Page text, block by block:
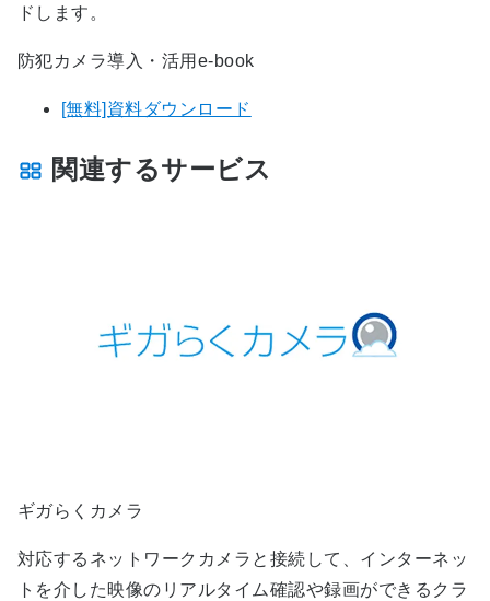
ドします。
防犯カメラ導入・活用e-book
[無料]資料ダウンロード
関連するサービス
ギガらくカメラ
対応するネットワークカメラと接続して、インターネッ
トを介した映像のリアルタイム確認や録画ができるクラ